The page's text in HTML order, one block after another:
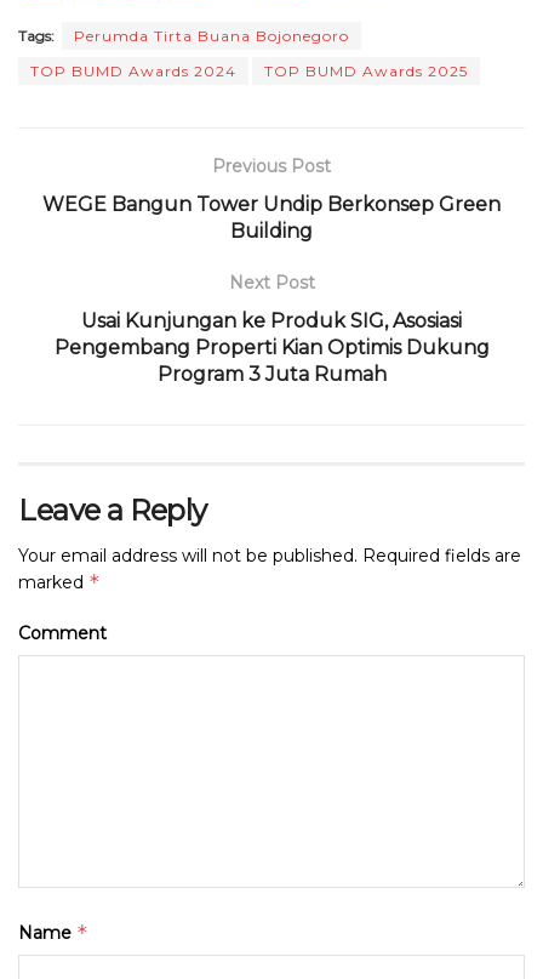
c
e
o
it
te
a
ts
p
e
g
m
re
a
s
ai
l
t
l
Tags:
Perumda Tirta Buana Bojonegoro
TOP BUMD Awards 2024
TOP BUMD Awards 2025
Previous Post
WEGE Bangun Tower Undip Berkonsep Green
Building
Next Post
Usai Kunjungan ke Produk SIG, Asosiasi
Pengembang Properti Kian Optimis Dukung
Program 3 Juta Rumah
Leave a Reply
Your email address will not be published. Required fields are
marked *
Comment
Name *